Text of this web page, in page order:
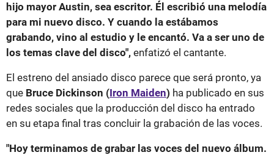
hijo mayor Austin, sea escritor. Él escribió una melodía
para mi nuevo disco. Y cuando la estábamos
grabando, vino al estudio y le encantó. Va a ser uno de
los temas clave del disco", enfatizó el cantante.
El estreno del ansiado disco parece que será pronto, ya
que Bruce Dickinson (Iron Maiden) ha publicado en sus
redes sociales que la producción del disco ha entrado
en su etapa final tras concluir la grabación de las voces.
"Hoy terminamos de grabar las voces del nuevo álbum.